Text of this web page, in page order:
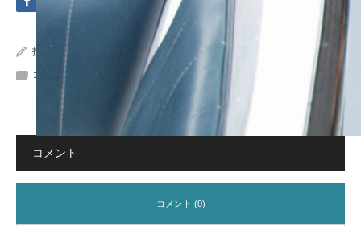
投稿者:Crystal Sea Marine
コメント:
コメント
コメント (0)